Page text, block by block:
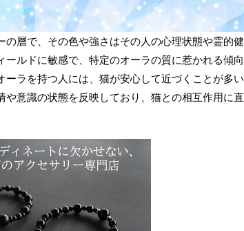
層で、その色や強さはその人の心理状態や霊的健
ルドに敏感で、特定のオーラの質に惹かれる傾向
ラを持つ人には、猫が安心して近づくことが多い
意識の状態を反映しており、猫との相互作用に直